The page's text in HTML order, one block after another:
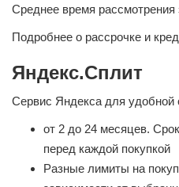
Среднее время
Подробнее о рассрочке и
Яндекс.Сплит
Сервис Яндекса для удобной
от 2 до 24 месяцев.
перед каждой покупкой
Разные лимиты на